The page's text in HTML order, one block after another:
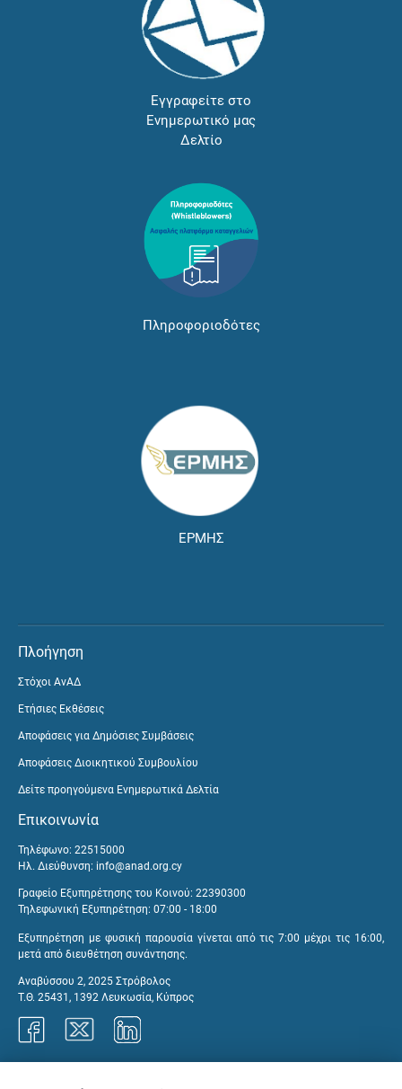
Εγγραφείτε στο
Ενημερωτικό μας
Δελτίο
Πληροφοριοδότες
ΕΡΜΗΣ
Πλοήγηση
Στόχοι ΑνΑΔ
Ετήσιες Εκθέσεις
Αποφάσεις για Δημόσιες Συμβάσεις
Αποφάσεις Διοικητικού Συμβουλίου
Δείτε προηγούμενα Ενημερωτικά Δελτία
Επικοινωνία
Τηλέφωνο: 22515000
Ηλ. Διεύθυνση: info@anad.org.cy
Γραφείο Εξυπηρέτησης του Κοινού: 22390300
Τηλεφωνική Εξυπηρέτηση: 07:00 - 18:00
Εξυπηρέτηση με φυσική παρουσία γίνεται από τις 7:00 μέχρι τις 16:00,
μετά από διευθέτηση συνάντησης.
Αναβύσσου 2, 2025 Στρόβολος
Τ.Θ. 25431, 1392 Λευκωσία, Κύπρος